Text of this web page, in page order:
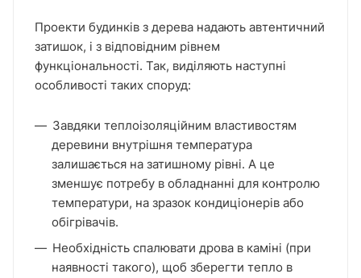
Проекти будинків з дерева надають автентичний
затишок, і з відповідним рівнем
функціональності. Так, виділяють наступні
особливості таких споруд:
Завдяки теплоізоляційним властивостям
деревини внутрішня температура
залишається на затишному рівні. А це
зменшує потребу в обладнанні для контролю
температури, на зразок кондиціонерів або
обігрівачів.
Необхідність спалювати дрова в каміні (при
наявності такого), щоб зберегти тепло в